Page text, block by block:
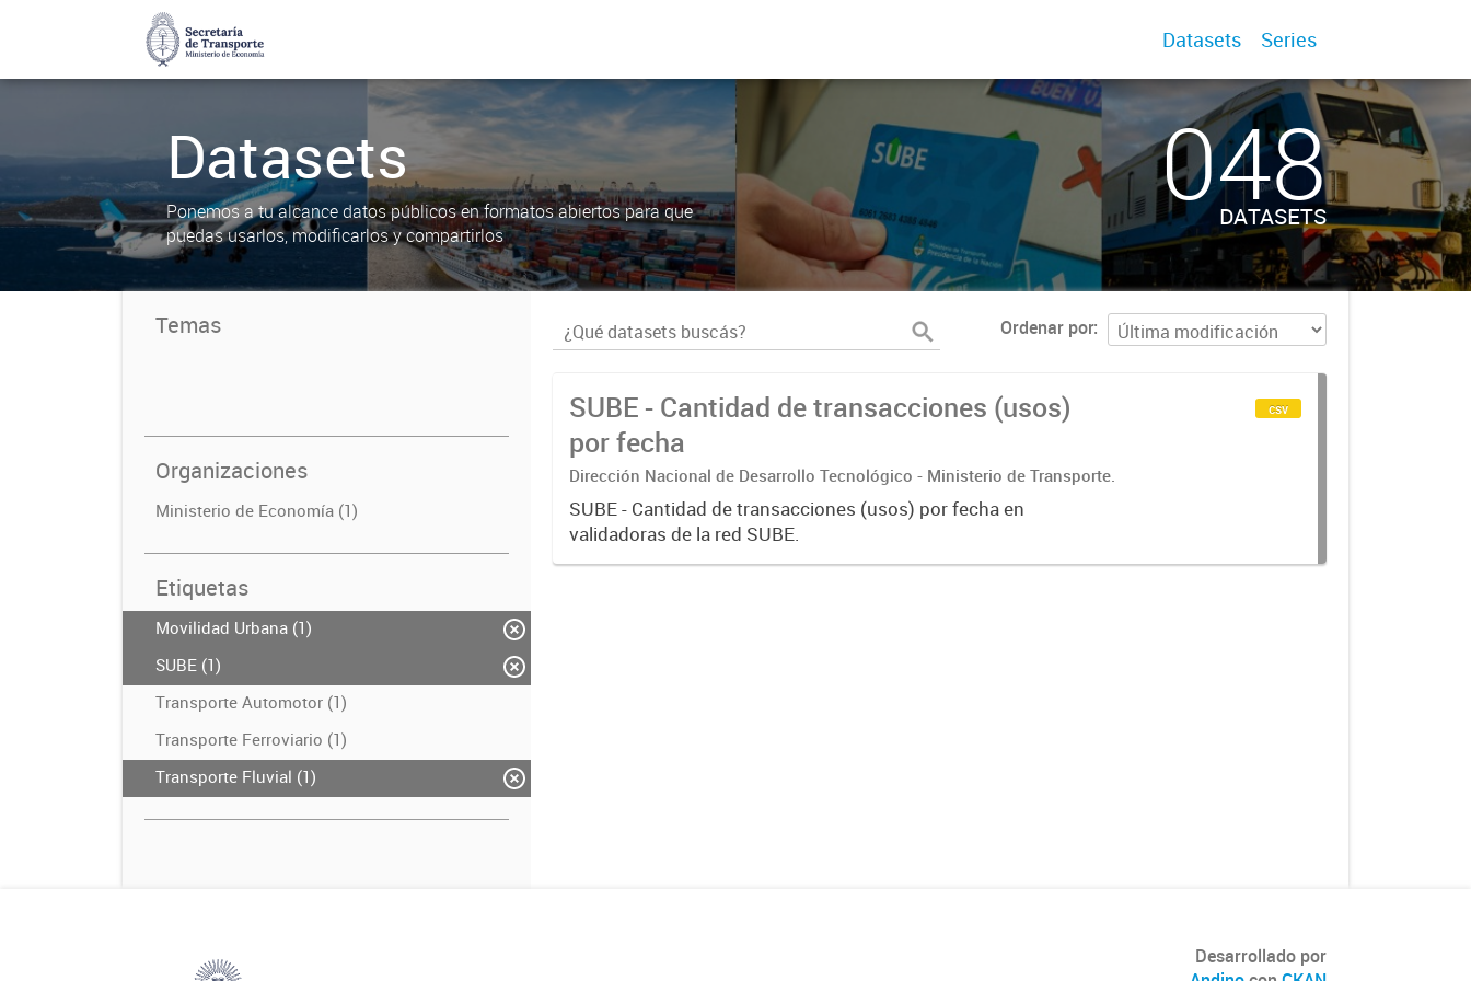
Datasets Series
Datasets
Ponemos a tu alcance datos públicos en formatos abiertos para que
puedas usarlos, modificarlos y compartirlos
048
DATASETS
Temas
Organizaciones
Ministerio de Economía (1)
Etiquetas
Movilidad Urbana (1)
SUBE (1)
Transporte Automotor (1)
Transporte Ferroviario (1)
Transporte Fluvial (1)
Ordenar por
SUBE - Cantidad de transacciones (usos)
por fecha
Dirección Nacional de Desarrollo Tecnológico - Ministerio de Transporte.
SUBE - Cantidad de transacciones (usos) por fecha en
validadoras de la red SUBE.
csv
Desarrollado por